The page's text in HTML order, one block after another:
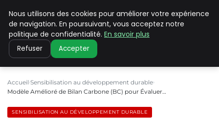
CLIMATE C ADVANCED
Accueil Sensibilisation au développement durable
Modèle Amélioré de Bilan Carbone (BC) pour Évaluer…
SENSIBILISATION AU DÉVELOPPEMENT DURABLE
Nous utilisons des cookies pour améliorer votre expérience
de navigation. En poursuivant, vous acceptez notre
politique de confidentialité. En savoir plus
Refuser Accepter